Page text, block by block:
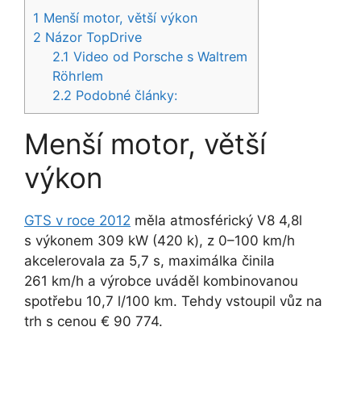
1 Menší motor, větší výkon
2 Názor TopDrive
2.1 Video od Porsche s Waltrem
Röhrlem
2.2 Podobné články:
Menší motor, větší
výkon
GTS v roce 2012 měla atmosférický V8 4,8l
s výkonem 309 kW (420 k), z 0–100 km/h
akcelerovala za 5,7 s, maximálka činila
261 km/h a výrobce uváděl kombinovanou
spotřebu 10,7 l/100 km. Tehdy vstoupil vůz na
trh s cenou € 90 774.